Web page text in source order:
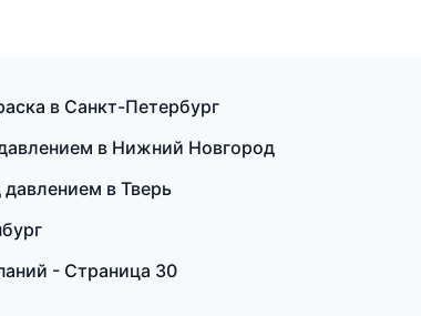
в Санкт-Петербург
в Нижний Новгород
в Тверь
- Страница 30